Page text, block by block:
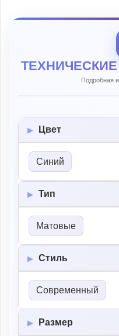
Подробная
Цвет
Синий
Тип
Матовые
Стиль
Современный
Размер